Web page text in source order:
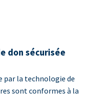
don sécurisée
par la technologie de
sont conformes à la